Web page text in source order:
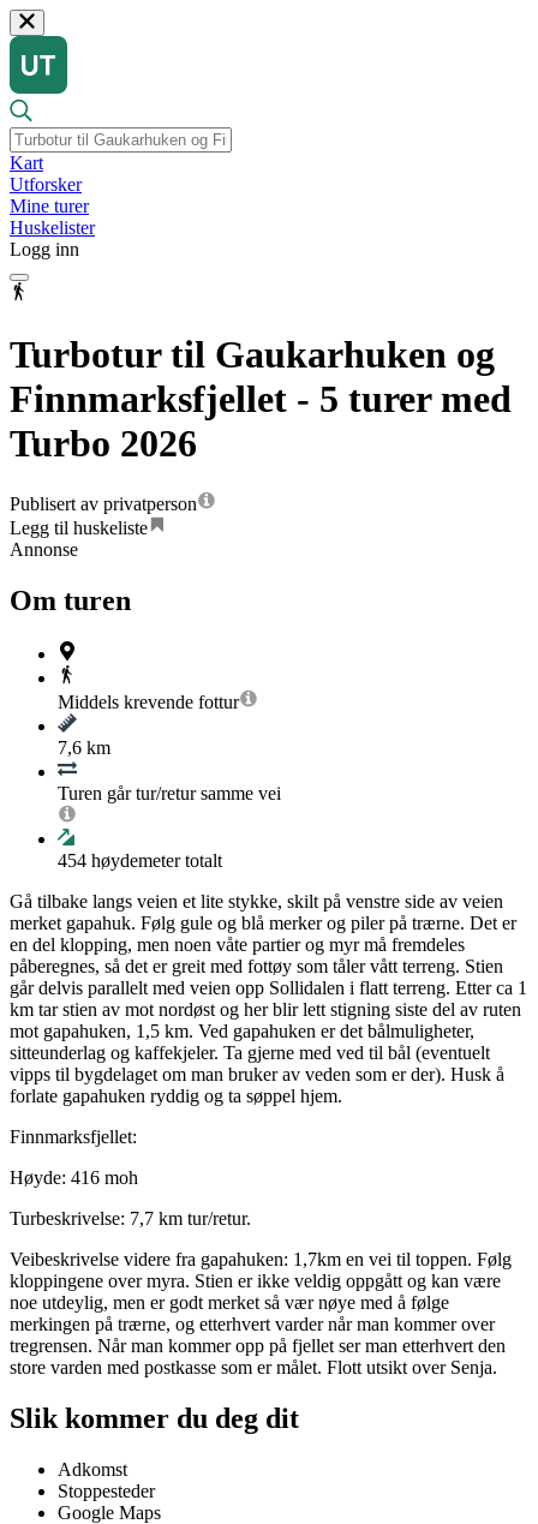
Kart
Utforsker
Mine turer
Huskelister
Logg inn
Turbotur til Gaukarhuken og
Finnmarksfjellet - 5 turer med
Turbo 2026
Publisert av privatperson
Legg til huskeliste
Annonse
Om turen
Middels krevende fottur
7,6 km
Turen går tur/retur samme vei
454 høydemeter totalt
Gå tilbake langs veien et lite stykke, skilt på venstre side av veien
merket gapahuk. Følg gule og blå merker og piler på trærne. Det er
en del klopping, men noen våte partier og myr må fremdeles
påberegnes, så det er greit med fottøy som tåler vått terreng. Stien
går delvis parallelt med veien opp Sollidalen i flatt terreng. Etter ca 1
km tar stien av mot nordøst og her blir lett stigning siste del av ruten
mot gapahuken, 1,5 km. Ved gapahuken er det bålmuligheter,
sitteunderlag og kaffekjeler. Ta gjerne med ved til bål (eventuelt
vipps til bygdelaget om man bruker av veden som er der). Husk å
forlate gapahuken ryddig og ta søppel hjem.
Finnmarksfjellet:
Høyde: 416 moh
Turbeskrivelse: 7,7 km tur/retur.
Veibeskrivelse videre fra gapahuken: 1,7km en vei til toppen. Følg
kloppingene over myra. Stien er ikke veldig oppgått og kan være
noe utdeylig, men er godt merket så vær nøye med å følge
merkingen på trærne, og etterhvert varder når man kommer over
tregrensen. Når man kommer opp på fjellet ser man etterhvert den
store varden med postkasse som er målet. Flott utsikt over Senja.
Slik kommer du deg dit
Adkomst
Stoppesteder
Google Maps